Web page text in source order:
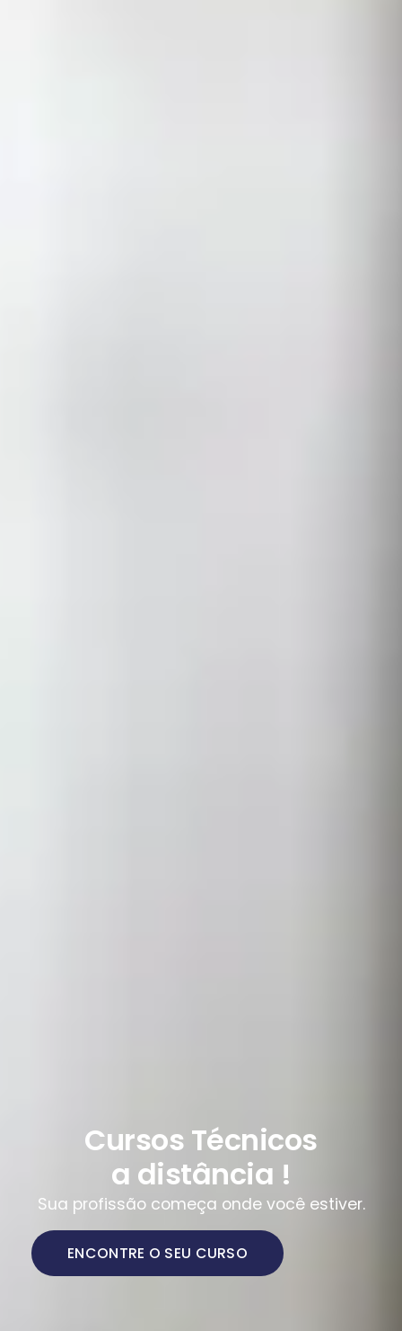
Cursos Técnicos
a distância !
Sua profissão começa onde você estiver.
ENCONTRE O SEU CURSO